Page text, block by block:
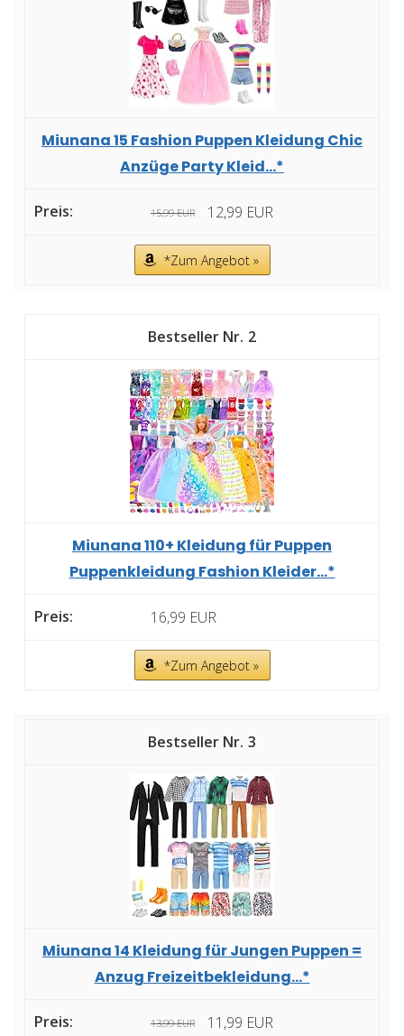
Miunana 15 Fashion Puppen Kleidung Chic
Anzüge Party Kleid...*
15,99 EUR 12,99 EUR
*Zum Angebot »
2
Miunana 110+ Kleidung für Puppen
Puppenkleidung Fashion Kleider...*
16,99 EUR
*Zum Angebot »
3
Miunana 14 Kleidung für Jungen Puppen =
Anzug Freizeitbekleidung...*
13,99 EUR 11,99 EUR